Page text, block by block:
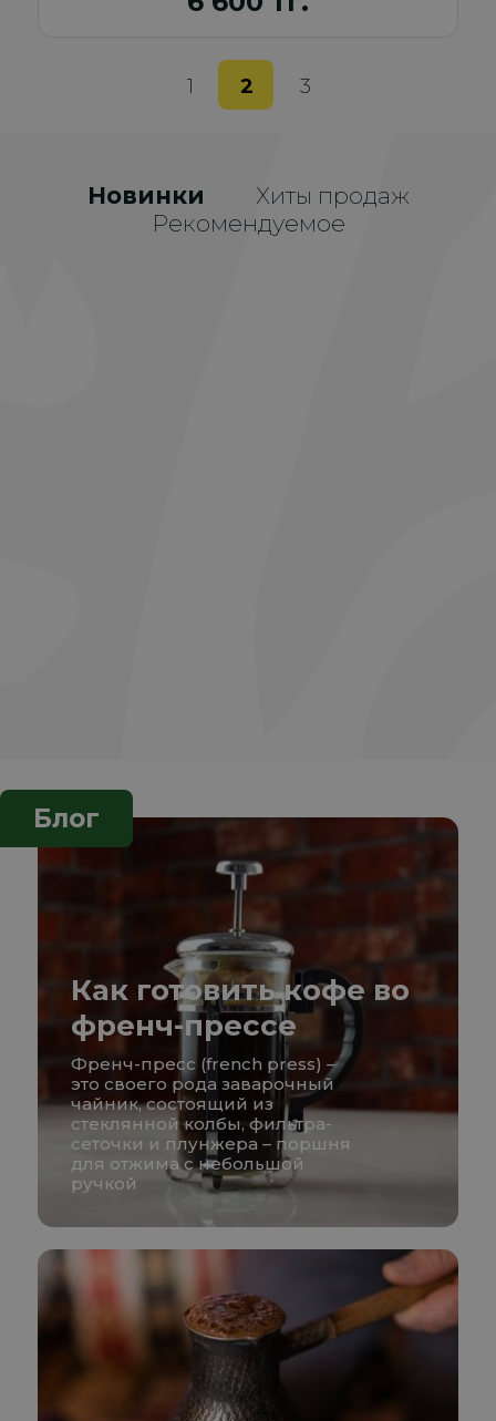
1 2 3
Новинки
Хиты продаж
Рекомендуемое
Блог
Как готовить кофе во
френч-прессе
Френч-пресс (french press) –
это своего рода заварочный
чайник, состоящий из
стеклянной колбы, фильтра-
сеточки и плунжера – поршня
для отжима с небольшой
ручкой